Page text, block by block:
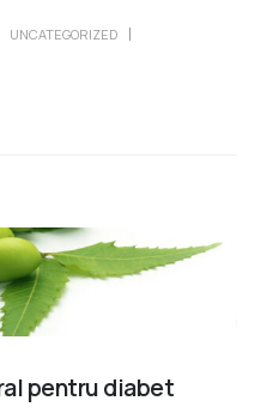
UNCATEGORIZED
pentru diabet